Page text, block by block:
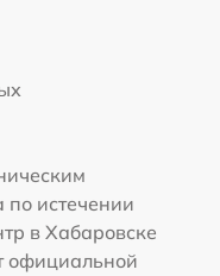
по истечении
в Хабаровске
официальной